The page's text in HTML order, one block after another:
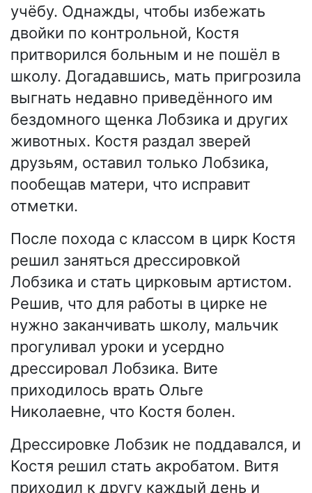
учёбу. Однажды, чтобы избежать
двойки по контрольной, Костя
притворился больным и не пошёл в
школу. Догадавшись, мать пригрозила
выгнать недавно приведённого им
бездомного щенка Лобзика и других
животных. Костя раздал зверей
друзьям, оставил только Лобзика,
пообещав матери, что исправит
отметки.
После похода с классом в цирк Костя
решил заняться дрессировкой
Лобзика и стать цирковым артистом.
Решив, что для работы в цирке не
нужно заканчивать школу, мальчик
прогуливал уроки и усердно
дрессировал Лобзика. Вите
приходилось врать Ольге
Николаевне, что Костя болен.
Дрессировке Лобзик не поддавался, и
Костя решил стать акробатом. Витя
приходил к другу каждый день и